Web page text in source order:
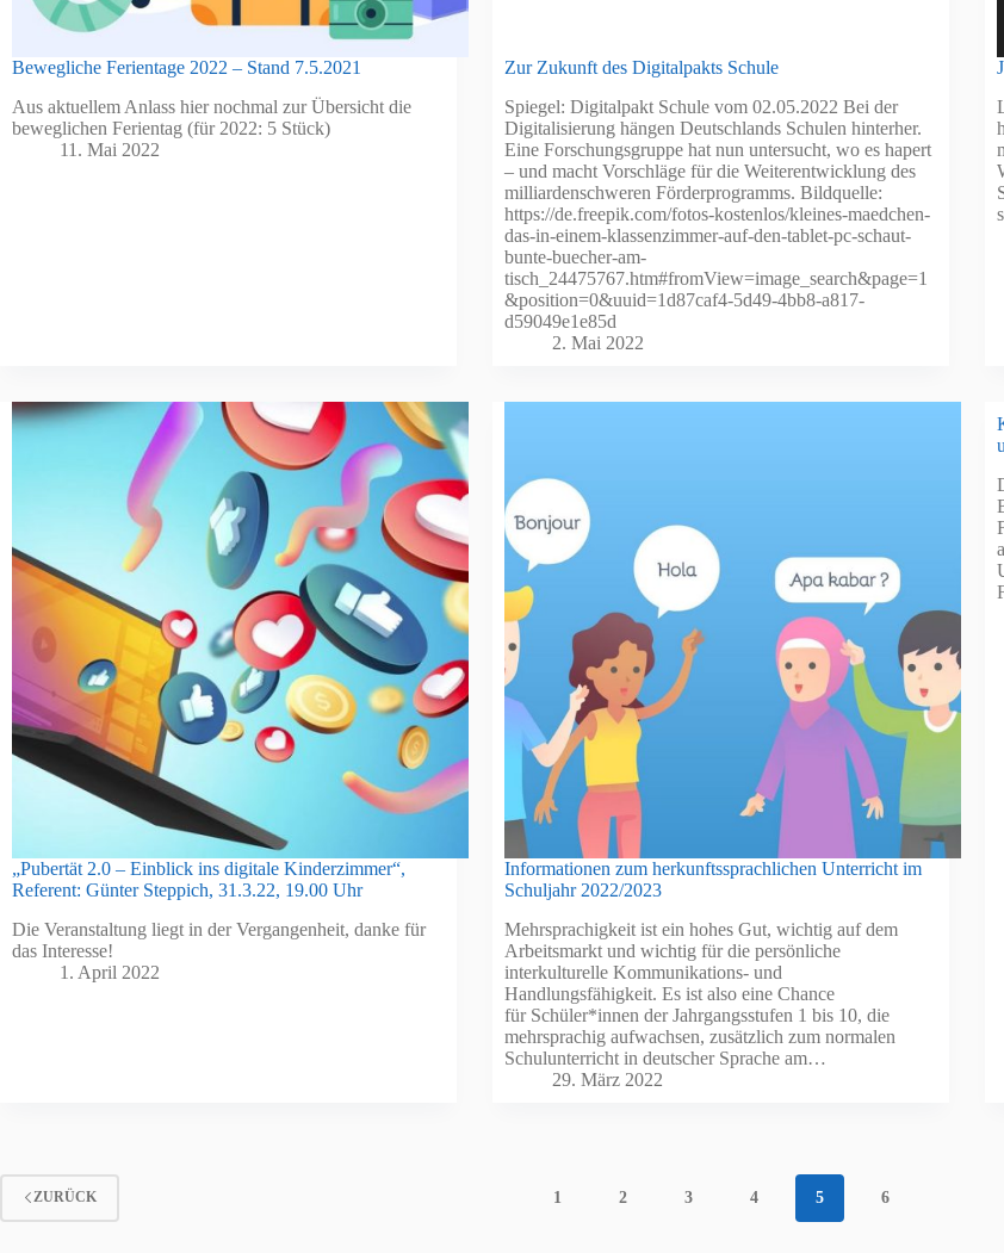
Bewegliche Ferientage 2022 – Stand 7.5.2021
Aus aktuellem Anlass hier nochmal zur Übersicht die
beweglichen Ferientag (für 2022: 5 Stück)
11. Mai 2022
Zur Zukunft des Digitalpakts Schule
Spiegel: Digitalpakt Schule vom 02.05.2022 Bei der
Digitalisierung hängen Deutschlands Schulen hinterher.
Eine Forschungsgruppe hat nun untersucht, wo es hapert
– und macht Vorschläge für die Weiterentwicklung des
milliardenschweren Förderprogramms. Bildquelle:
https://de.freepik.com/fotos-kostenlos/kleines-maedchen-
das-in-einem-klassenzimmer-auf-den-tablet-pc-schaut-
bunte-buecher-am-
tisch_24475767.htm#fromView=image_search&page=1
&position=0&uuid=1d87caf4-5d49-4bb8-a817-
d59049e1e85d
2. Mai 2022
„Pubertät 2.0 – Einblick ins digitale Kinderzimmer“,
Referent: Günter Steppich, 31.3.22, 19.00 Uhr
Die Veranstaltung liegt in der Vergangenheit, danke für
das Interesse!
1. April 2022
Informationen zum herkunftssprachlichen Unterricht im
Schuljahr 2022/2023
Mehrsprachigkeit ist ein hohes Gut, wichtig auf dem
Arbeitsmarkt und wichtig für die persönliche
interkulturelle Kommunikations- und
Handlungsfähigkeit. Es ist also eine Chance
für Schüler*innen der Jahrgangsstufen 1 bis 10, die
mehrsprachig aufwachsen, zusätzlich zum normalen
Schulunterricht in deutscher Sprache am…
29. März 2022
ZURÜCK 1 2 3 4 5 6